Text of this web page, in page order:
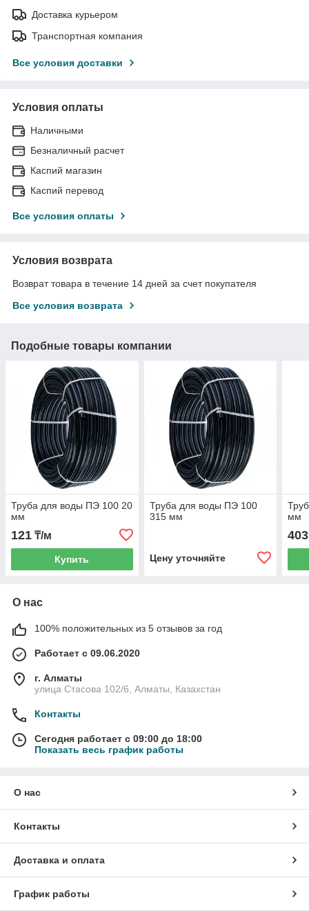
Доставка курьером
Транспортная компания
Все условия доставки
Условия оплаты
Наличными
Безналичный расчет
Каспий магазин
Каспий перевод
Все условия оплаты
Условия возврата
Возврат товара в течение 14 дней за счет покупателя
Все условия возврата
Подобные товары компании
Труба для воды ПЭ 100 20
мм
121 ₸/м
Купить
Труба для воды ПЭ 100
315 мм
Цену уточняйте
мм
403
О нас
100% положительных из 5 отзывов за год
Работает с 09.06.2020
г. Алматы
улица Стасова 102/6, Алматы, Казахстан
Контакты
Сегодня работает с 09:00 до 18:00
Показать весь график работы
О нас
Контакты
Доставка и оплата
График работы